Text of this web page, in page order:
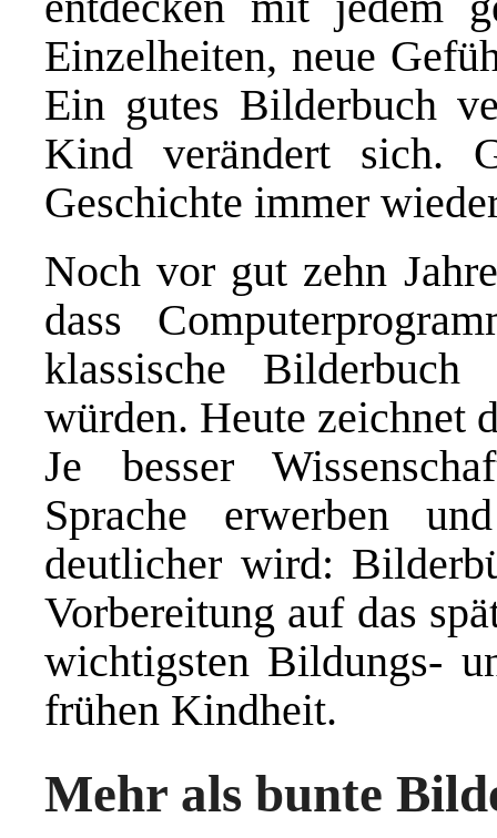
Einzelheiten, neue
Ein gutes Bilderbuch
Kind verändert sich.
Geschichte immer
Noch vor gut zehn
dass
klassische
würden. Heute zeichnet
Je besser
Sprache erwerben
deutlicher wird:
Vorbereitung auf das
wichtigsten Bildungs-
frühen Kindheit.
Mehr als bunte